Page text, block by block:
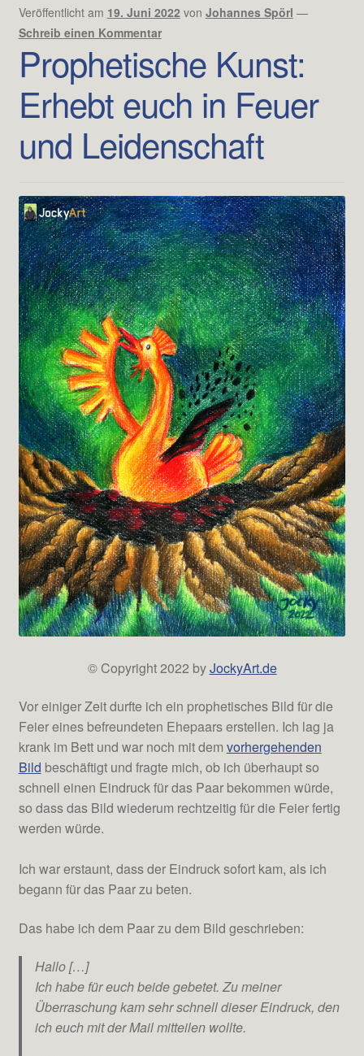
Veröffentlicht am 19. Juni 2022 von Johannes Spörl —
Schreib einen Kommentar
Prophetische Kunst:
Erhebt euch in Feuer
und Leidenschaft
© Copyright 2022 byJockyArt.de
Vor einiger Zeit durfte ich ein prophetisches Bild für die
Feier eines befreundeten Ehepaars erstellen. Ich lag ja
krank im Bett und war noch mit dem vorhergehenden
Bild beschäftigt und fragte mich, ob ich überhaupt so
schnell einen Eindruck für das Paar bekommen würde,
so dass das Bild wiederum rechtzeitig für die Feier fertig
werden würde.
Ich war erstaunt, dass der Eindruck sofort kam, als ich
begann für das Paar zu beten.
Das habe ich dem Paar zu dem Bild geschrieben:
Hallo […]
Ich habe für euch beide gebetet. Zu meiner
Überraschung kam sehr schnell dieser Eindruck, den
ich euch mit der Mail mitteilen wollte.